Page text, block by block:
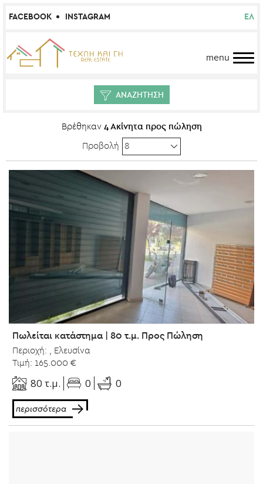
FACEBOOK INSTAGRAM ΕΛ
menu
ΑΝΑΖΗΤΗΣΗ
Βρέθηκαν 4 Ακίνητα προς πώληση
Προβολή
Πωλείται κατάστημα | 80 τ.μ. Προς Πώληση
Περιοχή: , Ελευσίνα
Τιμή: 165.000 €
80 τ.μ. 0 0
περισσότερα